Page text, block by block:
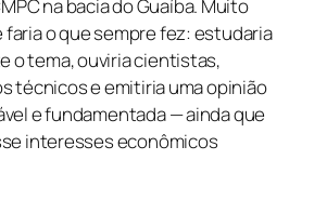
na bacia do Guaíba. Muito
o que sempre fez: estudaria
o tema, ouviria cientistas,
técnicos e emitiria uma opinião
e fundamentada — ainda que
interesses econômicos